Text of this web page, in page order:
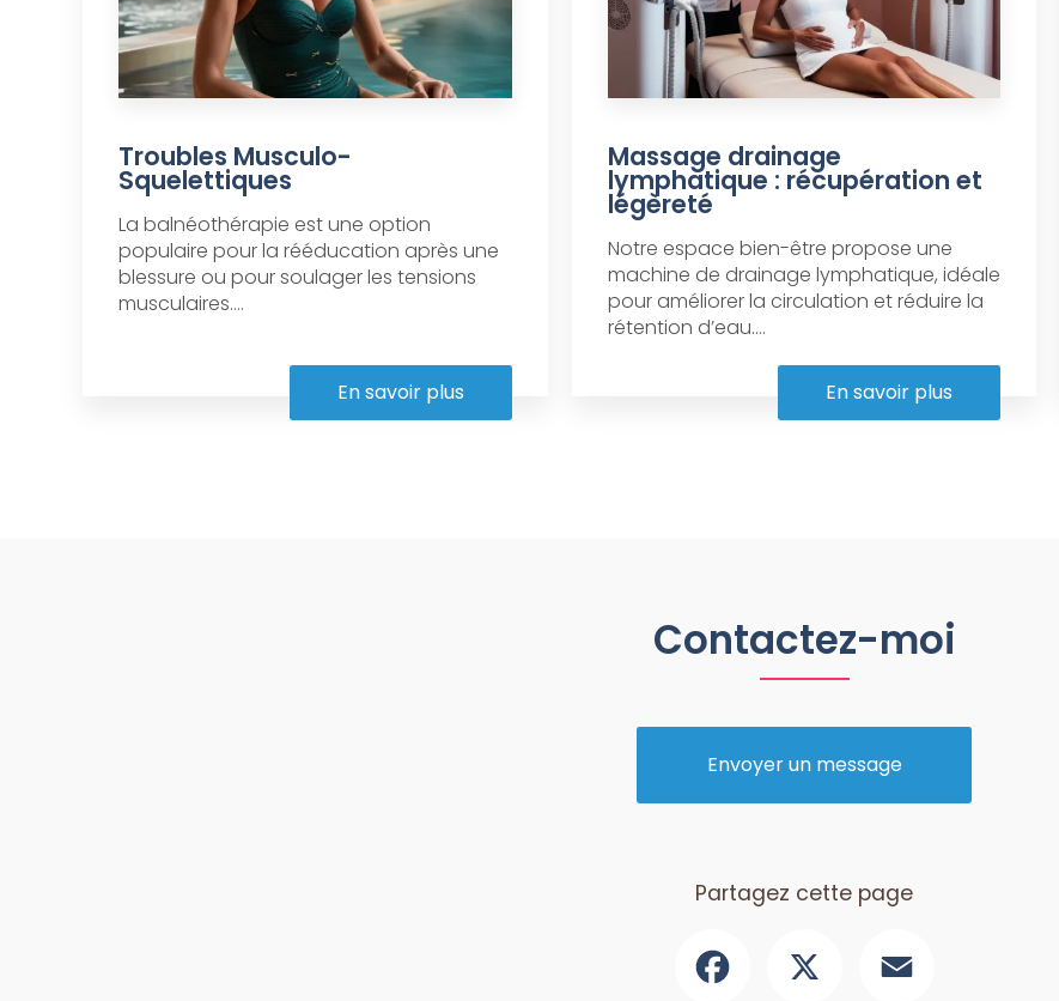
Troubles Musculo-
Squelettiques
La balnéothérapie est une option
populaire pour la rééducation après une
blessure ou pour soulager les tensions
musculaires....
En savoir plus
Massage drainage
lymphatique : récupération et
légèreté
Notre espace bien-être propose une
machine de drainage lymphatique, idéale
pour améliorer la circulation et réduire la
rétention d’eau....
En savoir plus
Contactez-moi
Envoyer un message
Partagez cette page